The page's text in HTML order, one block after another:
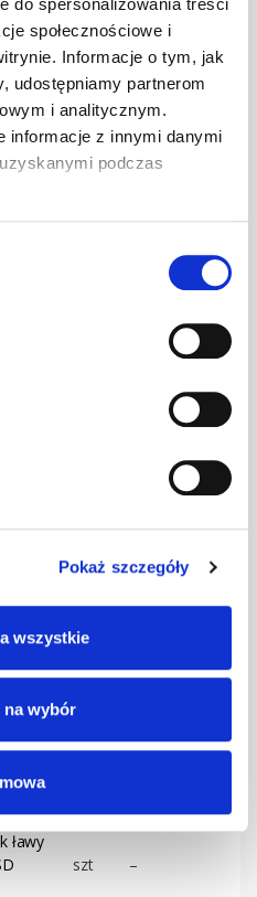
do spersonalizowania treści
społecznościowe i
Informacje o tym, jak
udostępniamy partnerom
i analitycznym.
informacje z innymi danymi
podczas
Pokaż szczegóły
wszystkie
na wybór
ławy
szt –
szt –
ławy
ławy
szt –